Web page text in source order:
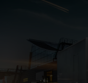
Mit seinen robusten und
Atego Technik, auf die
engen Durchfahrten,
Stadtverkehr.
Mit dem Atego kannst
nutzung steigern und
Kraftstoffverbrauch ist
auch.